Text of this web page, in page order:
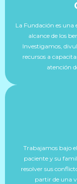
La Fundación es una
alcance de los
Investigamos,
recursos a
atención
Trabajamos bajo
paciente y su
resolver sus
partir de una